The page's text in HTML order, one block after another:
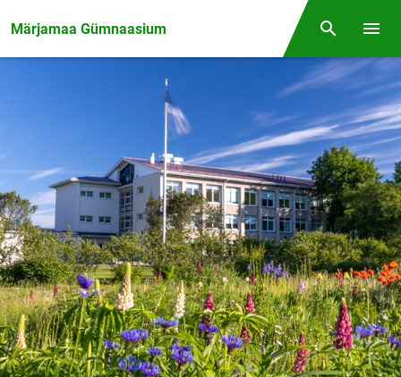
Märjamaa Gümnaasium Otsing
Front page